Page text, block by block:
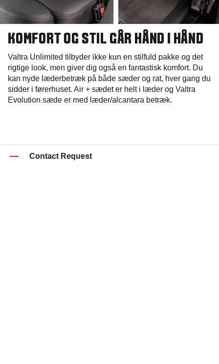
KOMFORT OG STIL GÅR HÅND I HÅND
Valtra Unlimited tilbyder ikke kun en stilfuld pakke og det
rigtige look, men giver dig også en fantastisk komfort. Du
kan nyde læderbetræk på både sæder og rat, hver gang du
sidder i førerhuset. Air + sædet er helt i læder og Valtra
Evolution sæde er med læder/alcantara betræk.
Contact Request